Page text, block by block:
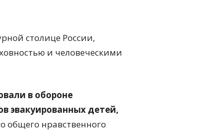
столице России,
и человеческими
в обороне
эвакуированных детей,
общего нравственного